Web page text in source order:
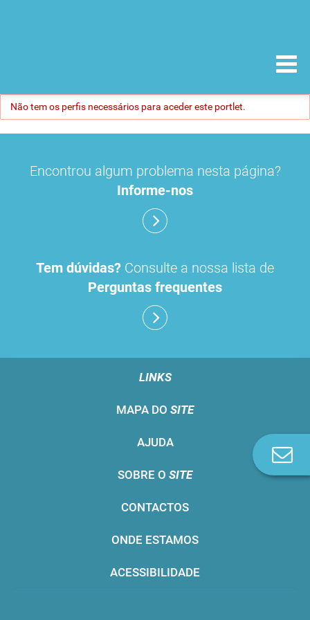
Não tem os perfis necessários para aceder este portlet.
Encontrou algum problema nesta página?
Informe-nos
Tem dúvidas? Consulte a nossa lista de
Perguntas frequentes
LINKS
MAPA DO SITE
AJUDA
SOBRE O SITE
CONTACTOS
ONDE ESTAMOS
ACESSIBILIDADE